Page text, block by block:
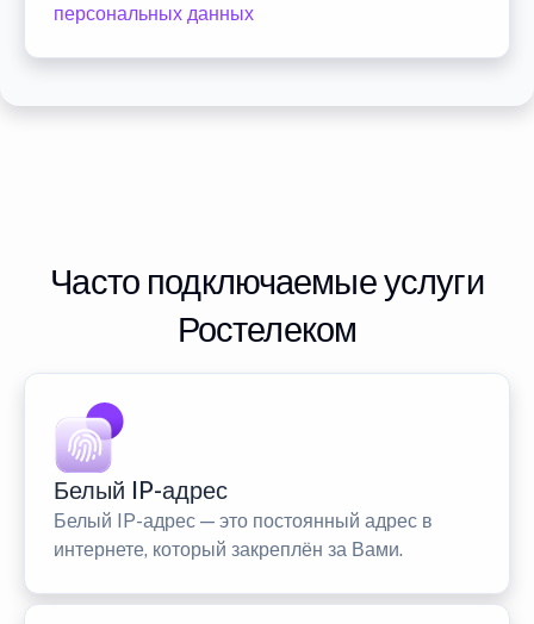
персональных данных
Часто подключаемые услуги
Ростелеком
Белый IP-адрес
Белый IP-адрес — это постоянный адрес в
интернете, который закреплён за Вами.